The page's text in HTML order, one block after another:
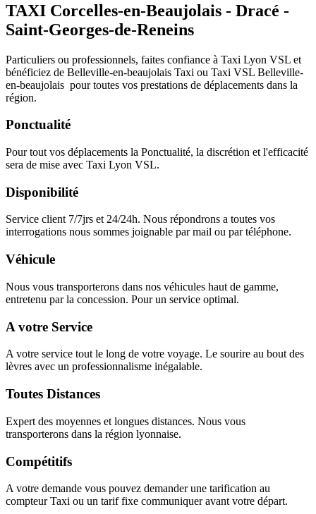
TAXI Corcelles-en-Beaujolais - Dracé -
Saint-Georges-de-Reneins
Particuliers ou professionnels, faites confiance à Taxi Lyon VSL et
bénéficiez de Belleville-en-beaujolais Taxi ou Taxi VSL Belleville-
en-beaujolais pour toutes vos prestations de déplacements dans la
région.
Ponctualité
Pour tout vos déplacements la Ponctualité, la discrétion et l'efficacité
sera de mise avec Taxi Lyon VSL.
Disponibilité
Service client 7/7jrs et 24/24h. Nous répondrons a toutes vos
interrogations nous sommes joignable par mail ou par téléphone.
Véhicule
Nous vous transporterons dans nos véhicules haut de gamme,
entretenu par la concession. Pour un service optimal.
A votre Service
A votre service tout le long de votre voyage. Le sourire au bout des
lèvres avec un professionnalisme inégalable.
Toutes Distances
Expert des moyennes et longues distances. Nous vous
transporterons dans la région lyonnaise.
Compétitifs
A votre demande vous pouvez demander une tarification au
compteur Taxi ou un tarif fixe communiquer avant votre départ.